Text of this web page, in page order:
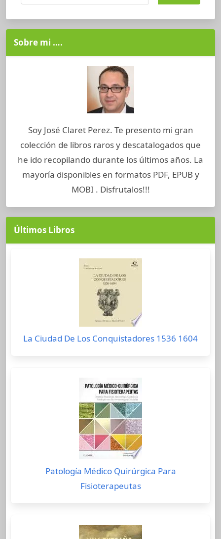
Sobre mi ….
Soy José Claret Perez. Te presento mi gran
colección de libros raros y descatalogados que
he ido recopilando durante los últimos años. La
mayoría disponibles en formatos PDF, EPUB y
MOBI . Disfrutalos!!!
Últimos Libros
La Ciudad De Los Conquistadores 1536 1604
Patología Médico Quirúrgica Para
Fisioterapeutas